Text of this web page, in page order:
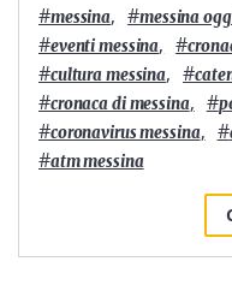
#messina, #messina
#eventi messina, #
#cultura messina, #
#cronaca di messina, #
#coronavirus messina, #
#atm messina